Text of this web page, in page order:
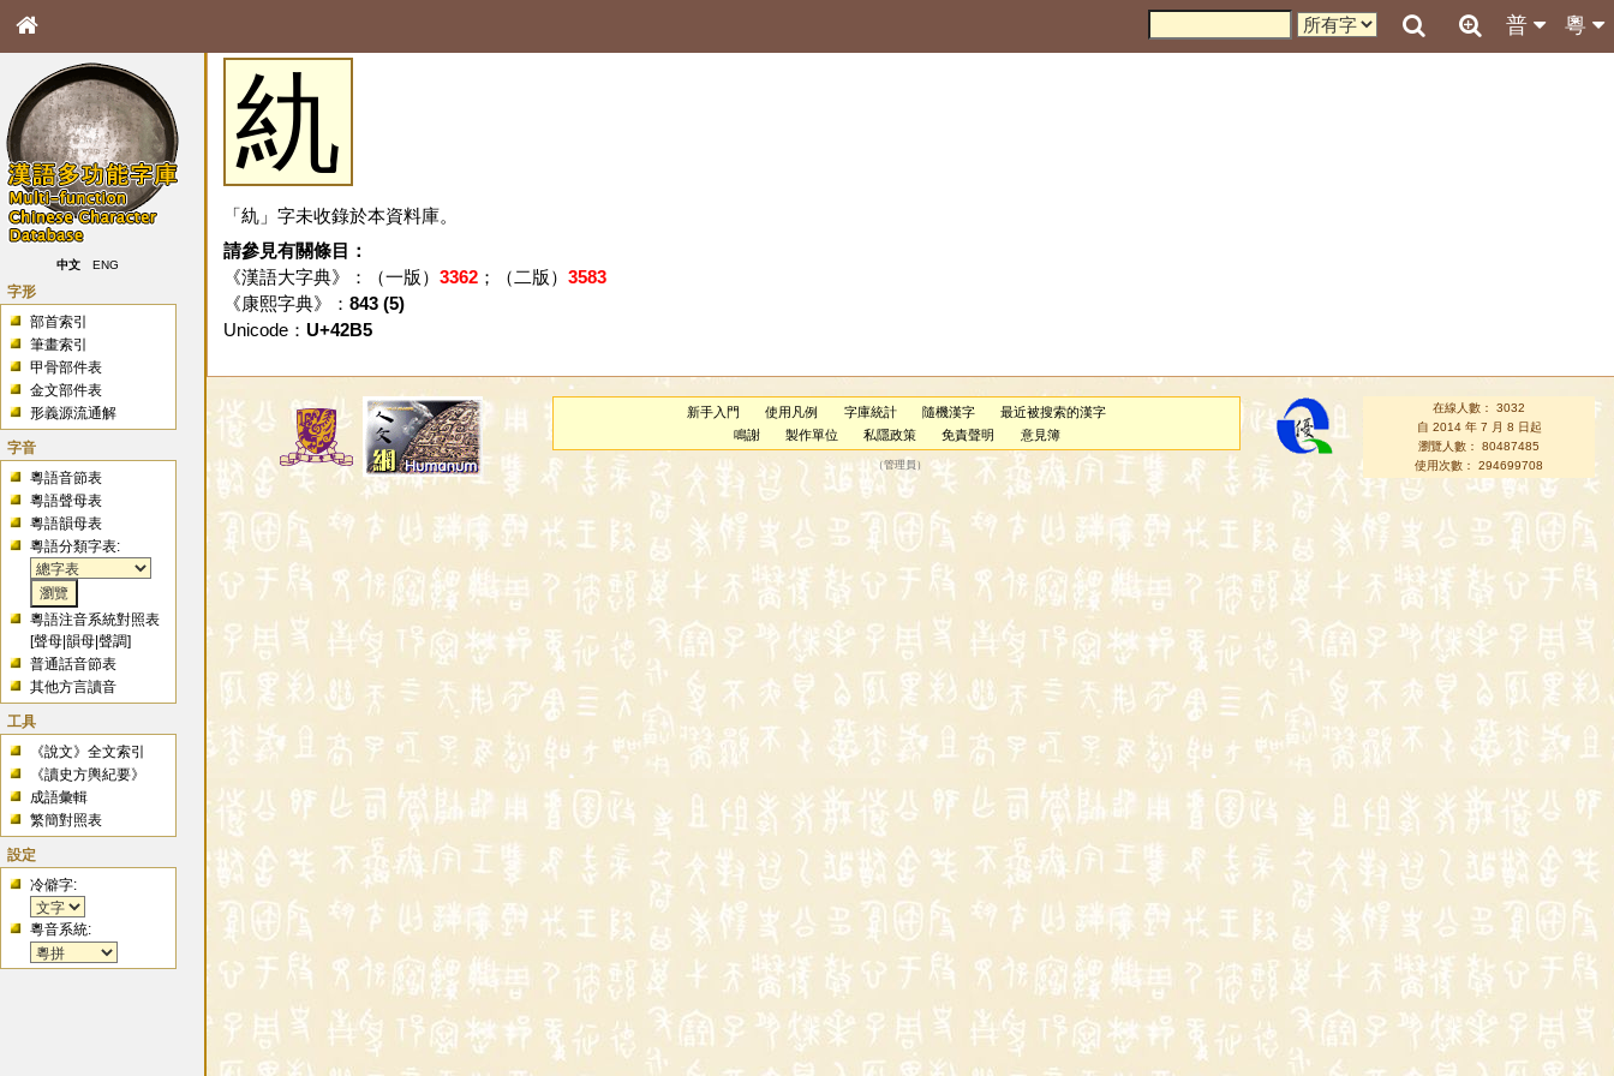
粵
普
中文 ENG
字形
部首索引
筆畫索引
甲骨部件表
金文部件表
形義源流通解
字音
粵語音節表
粵語聲母表
粵語韻母表
粵語分類字表:
粵語注音系統對照表
[聲母 |韻母 |聲調]
普通話音節表
其他方言讀音
工具
《說文》全文索引
《讀史方輿紀要》
成語彙輯
繁簡對照表
設定
冷僻字:
粵音系統:
䊵
「䊵」字未收錄於本資料庫。
請參見有關條目：
《漢語大字典》：（一版） 3362；（二版） 3583
《康熙字典》： 843 (5)
Unicode： U+42B5
新手入門 使用凡例 字庫統計 隨機漢字
最近被搜索的漢字
鳴謝
製作單位 私隱政策 免責聲明 意見簿
（管理員 ）
在線人數： 3032
自 2014 年 7 月 8 日起
瀏覽人數： 80487485
使用次數： 294699708